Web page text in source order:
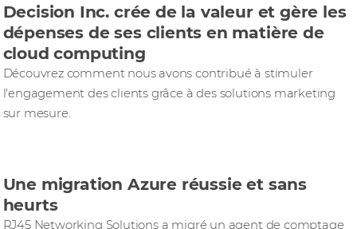
Decision Inc. crée de la valeur et gère les
dépenses de ses clients en matière de
cloud computing
Découvrez comment nous avons contribué à stimuler
l'engagement des clients grâce à des solutions marketing
sur mesure.
Une migration Azure réussie et sans
heurts
RJ45 Networking Solutions a migré un agent de comptage